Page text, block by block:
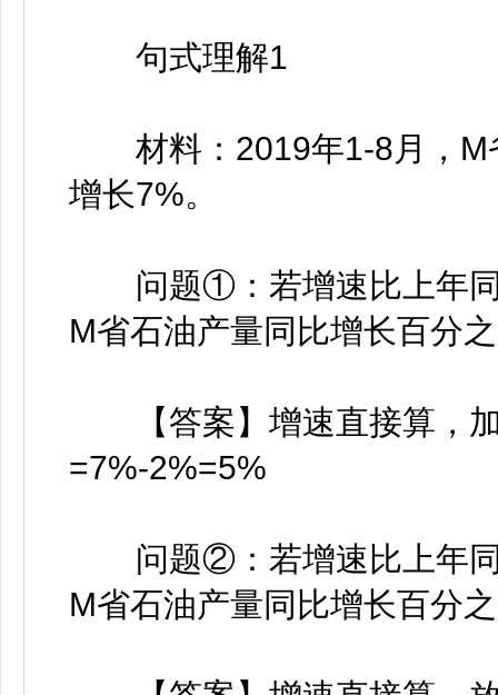
句式理解1
材料：2019年1-8月，M
增长7%。
问题①：若增速比上年同
M省石油产量同比增长百分
【答案】增速直接算，加
=7%-2%=5%
问题②：若增速比上年同
M省石油产量同比增长百分